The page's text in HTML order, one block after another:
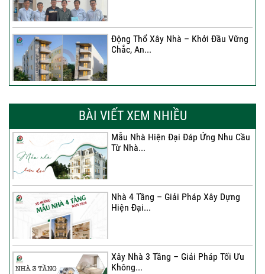
Động Thổ Xây Nhà – Khởi Đầu Vững
Chắc, An...
Chắc Cho...
BÀI VIẾT XEM NHIỀU
Mẫu Nhà Hiện Đại Đáp Ứng Nhu Cầu
Từ Nhà...
Nhà 4 Tầng – Giải Pháp Xây Dựng
Hiện Đại...
Xây Nhà 3 Tầng – Giải Pháp Tối Ưu
Không...